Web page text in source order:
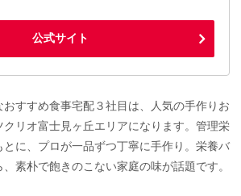
公式サイト
すすめ食事宅配３社目は、人気の手作りお
リオ富士見ヶ丘エリアになります。管理栄
に、プロが一品ずつ丁寧に手作り。栄養バ
素朴で飽きのこない家庭の味が話題です。